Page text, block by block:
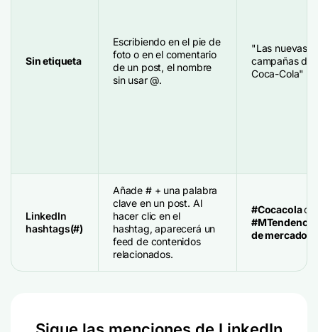
Sin etiqueta
Escribiendo en el pie de
foto o en el comentario
de un post, el nombre
sin usar @.
"Las nuevas
campañas de
Coca-Cola"
LinkedIn
hashtags(#)
Añade # + una palabra
clave en un post. Al
hacer clic en el
hashtag, aparecerá un
feed de contenidos
relacionados.
#Cocacolao
de mercado